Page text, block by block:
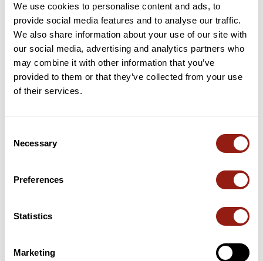
We use cookies to personalise content and ads, to
provide social media features and to analyse our traffic.
We also share information about your use of our site with
our social media, advertising and analytics partners who
may combine it with other information that you’ve
provided to them or that they’ve collected from your use
of their services.
Selection
Necessary
Preferences
Statistics
Marketing
Cols le long du parcours
25 km
Résumé
Morlaix. Ce parcours emprunte uniquement des routes. Il
présente une ascension cumulée de plus de 880m. Prévoyez
Dernière modification de la fiche parcours: 18 mars 2024 à 21:32:09.
Identifiant du parcours: 16512039